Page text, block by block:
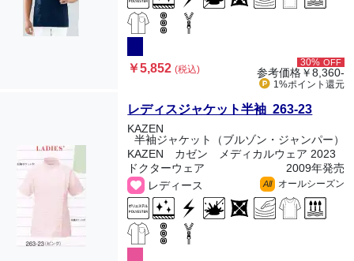
￥5,852(税込)
30% OFF
参考価格￥8,360-
1%ポイント 還元
レディスジャケット半袖 263-23
KAZEN
半袖ジャケット（ブルゾン・ジャンパー）
KAZEN カゼン メディカルウェア 2023
ドクターウェア
2009年発売
レディース
All オールシーズン